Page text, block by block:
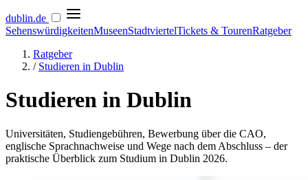
dublin.de
SehenswürdigkeitenMuseenStadtviertelTickets & TourenRatgeber
Ratgeber
/ Studieren in Dublin
Studieren in Dublin
Universitäten, Studiengebühren, Bewerbung über die CAO,
englische Sprachnachweise und Wege nach dem Abschluss – der
praktische Überblick zum Studium in Dublin 2026.